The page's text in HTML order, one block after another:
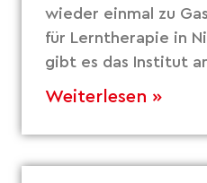
wieder einmal zu
für Lerntherapie in
gibt es das Institut
Weiterlesen »